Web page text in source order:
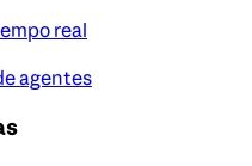
real
agentes